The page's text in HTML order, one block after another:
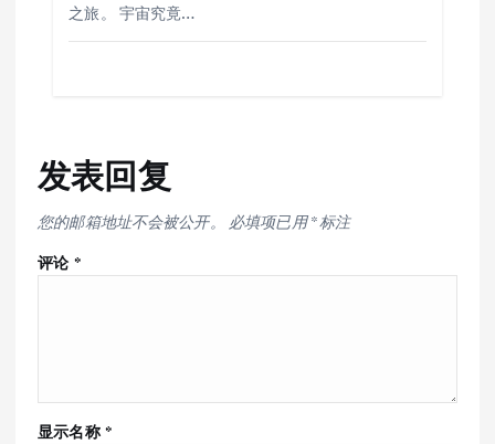
之旅。 宇宙究竟…
发表回复
您的邮箱地址不会被公开。 必填项已用*标注
评论 *
显示名称 *